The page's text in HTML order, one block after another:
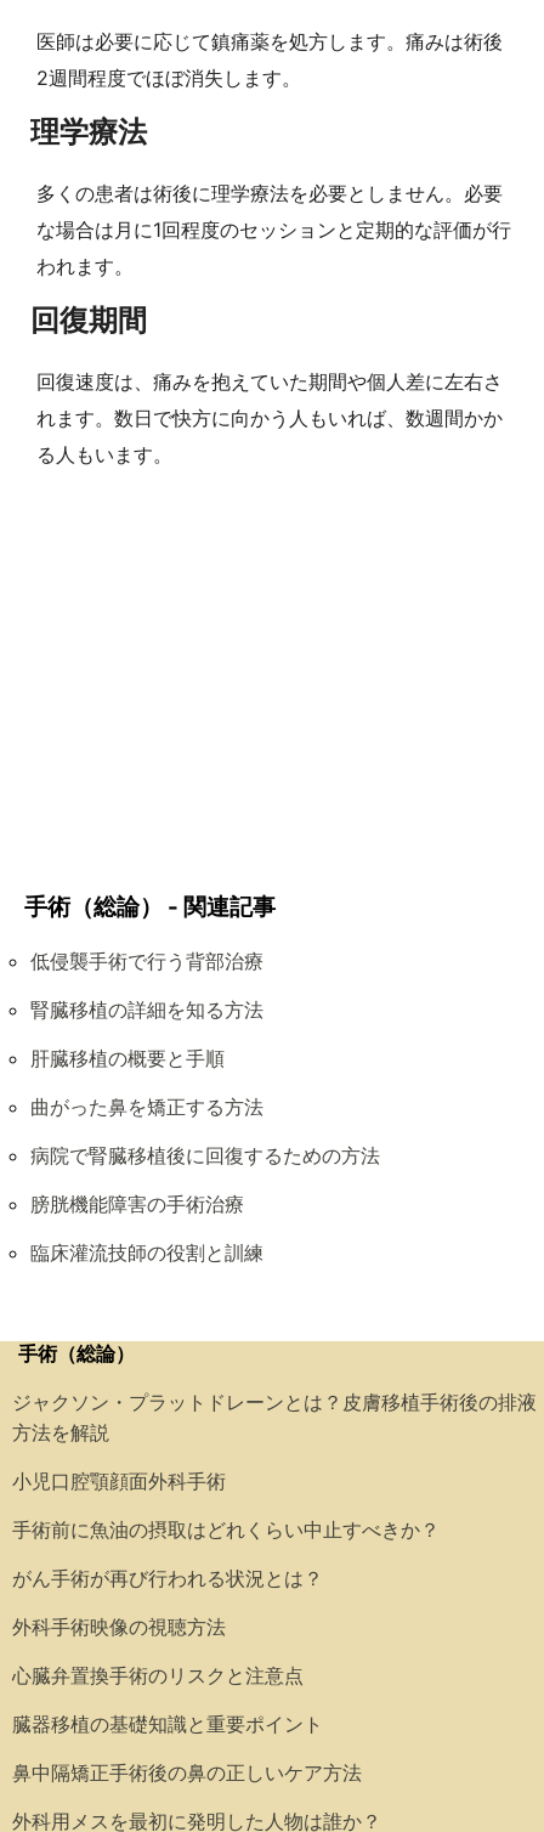
医師は必要に応じて鎮痛薬を処方します。痛みは術後
2週間程度でほぼ消失します。
理学療法
多くの患者は術後に理学療法を必要としません。必要
な場合は月に1回程度のセッションと定期的な評価が行
われます。
回復期間
回復速度は、痛みを抱えていた期間や個人差に左右さ
れます。数日で快方に向かう人もいれば、数週間かか
る人もいます。
手術（総論） - 関連記事
低侵襲手術で行う背部治療
腎臓移植の詳細を知る方法
肝臓移植の概要と手順
曲がった鼻を矯正する方法
病院で腎臓移植後に回復するための方法
膀胱機能障害の手術治療
臨床灌流技師の役割と訓練
手術（総論）
ジャクソン・プラットドレーンとは？皮膚移植手術後の排液
方法を解説
小児口腔顎顔面外科手術
手術前に魚油の摂取はどれくらい中止すべきか？
がん手術が再び行われる状況とは？
外科手術映像の視聴方法
心臓弁置換手術のリスクと注意点
臓器移植の基礎知識と重要ポイント
鼻中隔矯正手術後の鼻の正しいケア方法
外科用メスを最初に発明した人物は誰か？